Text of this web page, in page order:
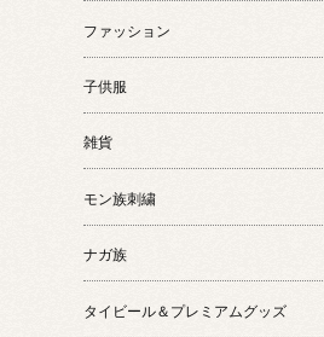
ファッション
子供服
雑貨
モン族刺繍
ナガ族
タイビール＆プレミアムグッズ